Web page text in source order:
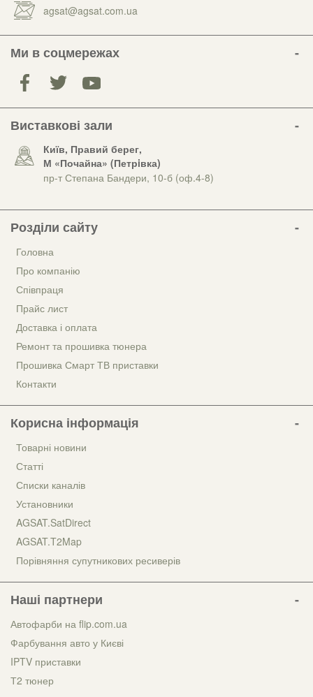
agsat@agsat.com.ua
Ми в соцмережах
Виставкові зали
Київ, Правий берег,
М «Почайна» (Петрiвка)
пр-т Степана Бандери, 10-б (оф.4-8)
Розділи сайту
Головна
Про компанію
Співпраця
Прайс лист
Доставка і оплата
Ремонт та прошивка тюнера
Прошивка Смарт ТВ приставки
Контакти
Корисна інформація
Товарні новини
Статті
Списки каналів
Установники
AGSAT.SatDirect
AGSAT.T2Map
Порівняння супутникових ресиверів
Наші партнери
Автофарби на flip.com.ua
Фарбування авто у Києві
IPTV приставки
Т2 тюнер